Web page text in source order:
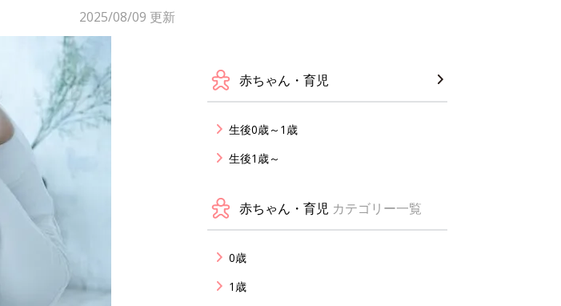
2025/08/09 更新
赤ちゃん・育児
生後0歳～1歳
生後1歳～
赤ちゃん・育児 カテゴリー一覧
0歳
1歳